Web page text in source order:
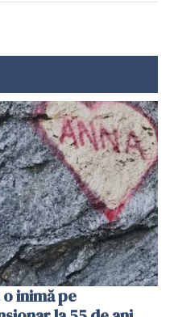
inimă pe